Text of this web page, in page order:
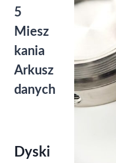
5
Miesz
kania
Arkusz
danych
Dyski